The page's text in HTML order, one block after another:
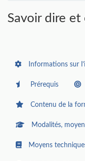
Savoir dire
Informations sur
Prérequis
Contenu de la
Modalités,
Moyens